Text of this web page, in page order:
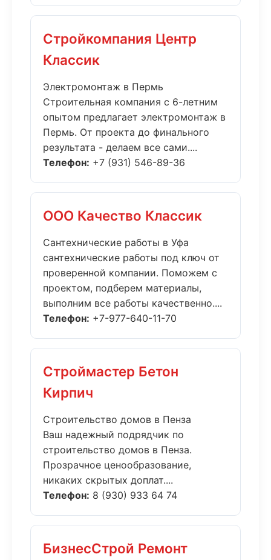
Стройкомпания Центр
Классик
Электромонтаж в Пермь
Строительная компания с 6-летним
опытом предлагает электромонтаж в
Пермь. От проекта до финального
результата - делаем все сами....
Телефон: +7 (931) 546-89-36
ООО Качество Классик
Сантехнические работы в Уфа
сантехнические работы под ключ от
проверенной компании. Поможем с
проектом, подберем материалы,
выполним все работы качественно....
Телефон: +7-977-640-11-70
Строймастер Бетон
Кирпич
Строительство домов в Пенза
Ваш надежный подрядчик по
строительство домов в Пенза.
Прозрачное ценообразование,
никаких скрытых доплат....
Телефон: 8 (930) 933 64 74
БизнесСтрой Ремонт